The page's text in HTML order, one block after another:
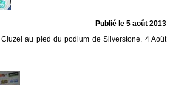
Publié le 5 août 2013
au pied du podium de Silverstone. 4 Août